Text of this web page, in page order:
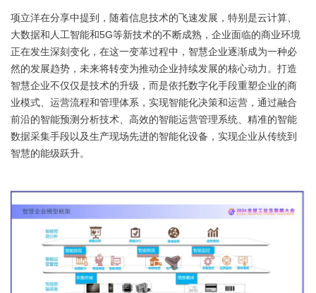
项立洋在分享中提到，随着信息技术的飞速发展，特别是云计算、
大数据和人工智能和5G等新技术的不断成熟，企业面临的商业环境
正在发生深刻变化，在这一变革过程中，智慧企业逐渐成为一种必
然的发展趋势，未来将转变为推动企业持续发展的核心动力。打造
智慧企业不仅仅是技术的升级，而是依托数字化手段重塑企业的商
业模式、运营流程和管理体系，实现智能化决策和运营，通过融合
前沿的智能预测分析技术、高效的智能运营管理系统、精准的智能
数据采集手段以及生产现场先进的智能化设备，实现企业从传统到
智慧的能级跃升。